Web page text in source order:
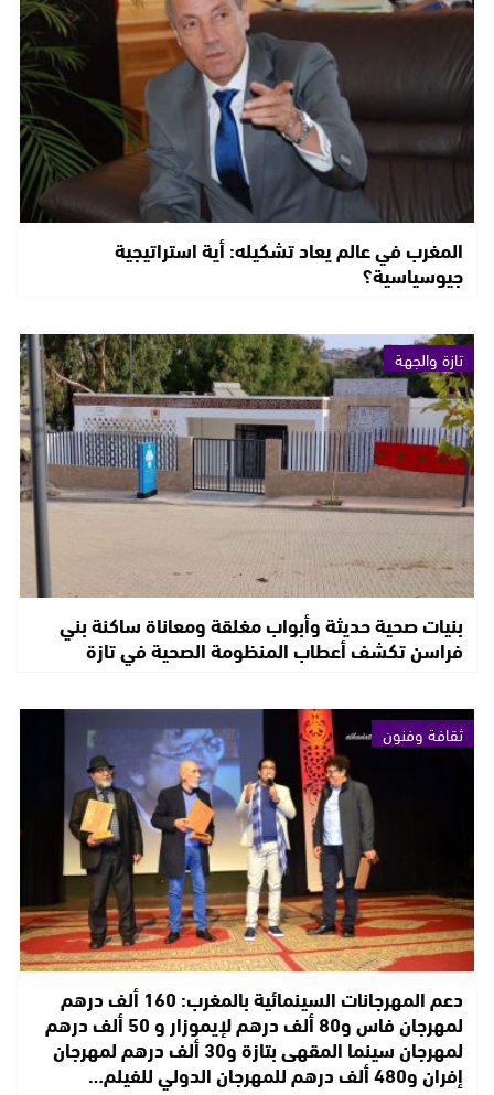
المغرب في عالم يعاد تشكيله: أية استراتيجية
جيوسياسية؟
تازة والجهة
بنيات صحية حديثة وأبواب مغلقة ومعاناة ساكنة بني
فراسن تكشف أعطاب المنظومة الصحية في تازة
ثقافة وفنون
دعم المهرجانات السينمائية بالمغرب: 160 ألف درهم
لمهرجان فاس و80 ألف درهم لإيموزار و 50 ألف درهم
لمهرجان سينما المقهى بتازة و30 ألف درهم لمهرجان
إفران و480 ألف درهم للمهرجان الدولي للفيلم…